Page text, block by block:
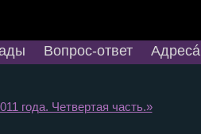
Вопрос-ответ Адресá
года. Четвертая часть.»